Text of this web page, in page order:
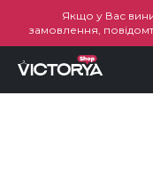
Якщо у Вас
замовлення,